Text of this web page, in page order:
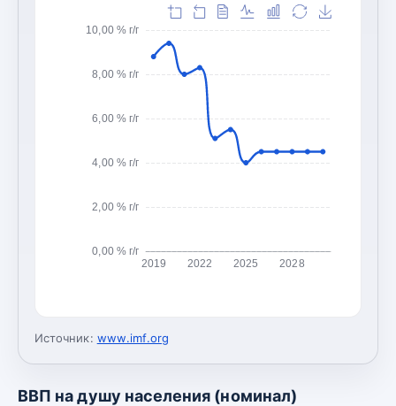
0,00 % г/г
2,00 % г/г
4,00 % г/г
6,00 % г/г
8,00 % г/г
10,00 % г/г
2019 2022 2025 2028
Источник: www.imf.org
ВВП на душу населения (номинал)